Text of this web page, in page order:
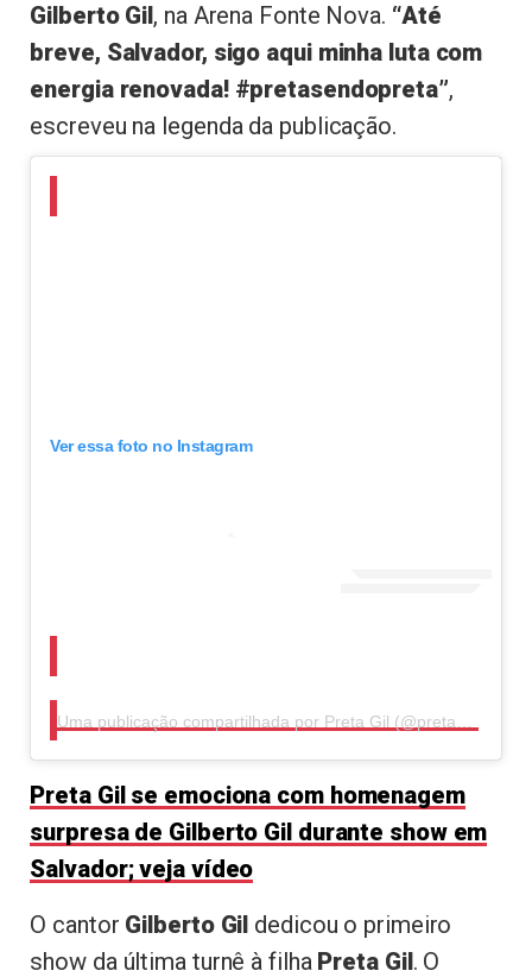
Gilberto Gil, na Arena Fonte Nova. “Até
breve, Salvador, sigo aqui minha luta com
energia renovada! #pretasendopreta”,
escreveu na legenda da publicação.
Ver essa foto no Instagram
Preta Gil se emociona com homenagem
surpresa de Gilberto Gil durante show em
Salvador; veja vídeo
O cantor Gilberto Gil dedicou o primeiro
show da última turnê à filha Preta Gil. O